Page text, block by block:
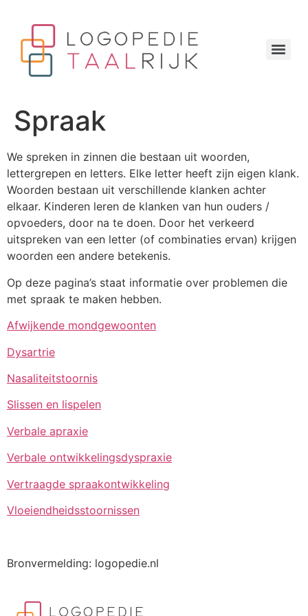
Spraak
We spreken in zinnen die bestaan uit woorden,
lettergrepen en letters. Elke letter heeft zijn eigen klank.
Woorden bestaan uit verschillende klanken achter
elkaar. Kinderen leren de klanken van hun ouders /
opvoeders, door na te doen. Door het verkeerd
uitspreken van een letter (of combinaties ervan) krijgen
woorden een andere betekenis.
Op deze pagina’s staat informatie over problemen die
met spraak te maken hebben.
Afwijkende mondgewoonten
Dysartrie
Nasaliteitstoornis
Slissen en lispelen
Verbale apraxie
Verbale ontwikkelingsdyspraxie
Vertraagde spraakontwikkeling
Vloeiendheidsstoornissen
Bronvermelding: logopedie.nl